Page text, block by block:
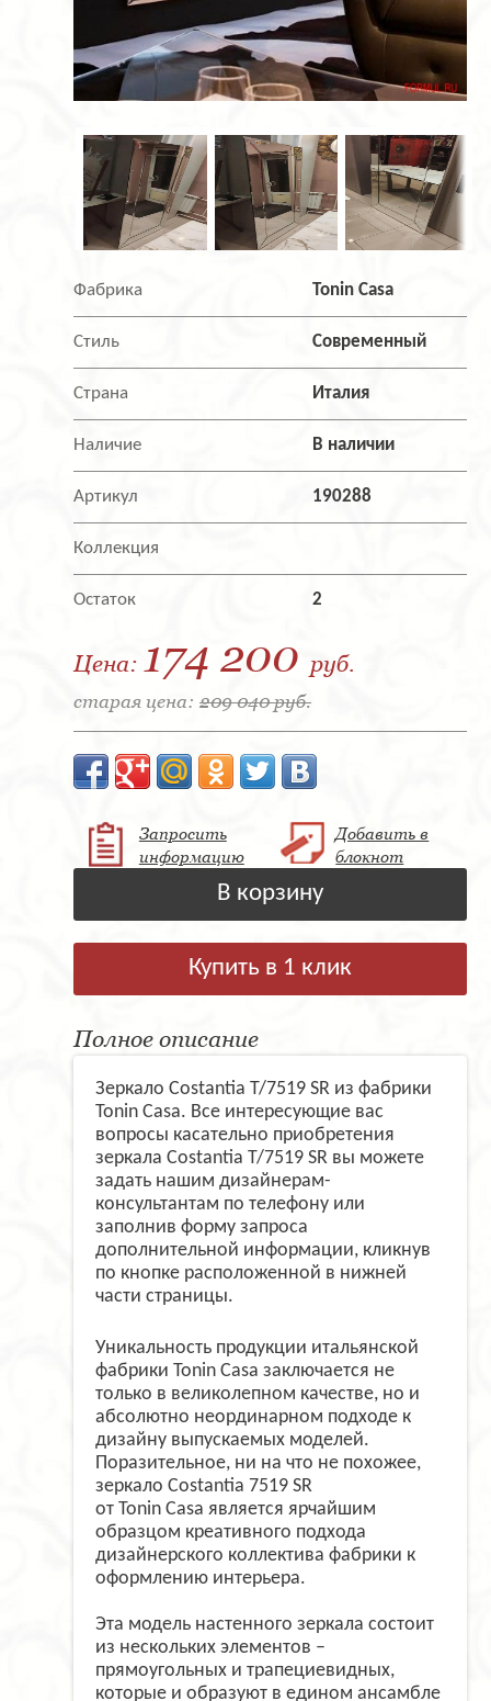
Фабрика Tonin Casa
Стиль Современный
Страна Италия
Наличие В наличии
Артикул 190288
Коллекция
Остаток 2
Цена: 174 200 руб.
старая цена: 209 040 руб.
Запросить
информацию
Добавить в
блокнот
В корзину
Купить в 1 клик
Полное описание
Зеркало Costantia T/7519 SR из фабрики
Tonin Casa. Все интересующие вас
вопросы касательно приобретения
зеркала Costantia T/7519 SR вы можете
задать нашим дизайнерам-
консультантам по телефону или
заполнив форму запроса
дополнительной информации, кликнув
по кнопке расположенной в нижней
части страницы.
Уникальность продукции итальянской
фабрики Tonin Casa заключается не
только в великолепном качестве, но и
абсолютно неординарном подходе к
дизайну выпускаемых моделей.
Поразительное, ни на что не похожее,
зеркало Costantia 7519 SR
от Tonin Casa является ярчайшим
образцом креативного подхода
дизайнерского коллектива фабрики к
оформлению интерьера.
Эта модель настенного зеркала состоит
из нескольких элементов –
прямоугольных и трапециевидных,
которые и образуют в едином ансамбле